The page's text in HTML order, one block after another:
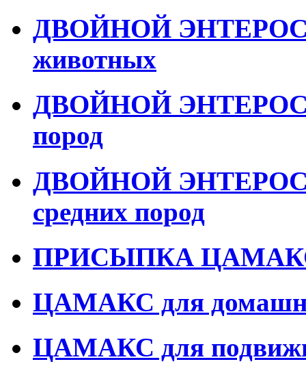
ДВОЙНОЙ
животных
ДВОЙНОЙ
пород
ДВОЙНОЙ
средних пород
ПРИСЫПКА ЦАМАКС
ЦАМАКС для
ЦАМАКС для